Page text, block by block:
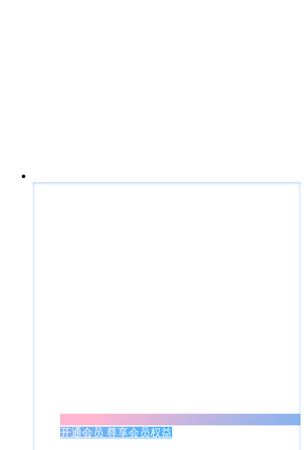
开通会员 尊享会员权益